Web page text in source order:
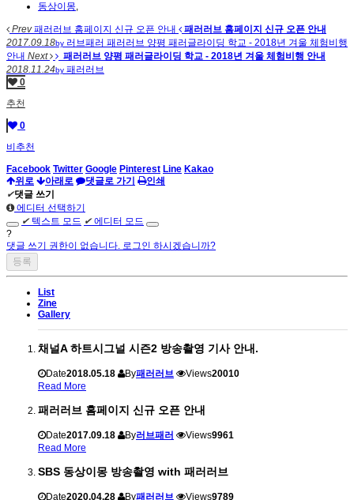
동상이몽,
Prev패러러브 홈페이지 신규 오픈 안내
패러러브 홈페이지 신규 오픈 안내
2017.09.18by 러브패러 패러러브 양평 패러글라이딩 학교 - 2018년 겨울 체험비행
안내 Next
패러러브 양평 패러글라이딩 학교 - 2018년 겨울 체험비행 안내
2018.11.24by 패러러브
0
추천
0
비추천
Facebook Twitter Google Pinterest Line Kakao
위로
아래로 댓글로 가기
인쇄
✔댓글 쓰기
에디터 선택하기
✔ 텍스트 모드 ✔에디터 모드
?
댓글 쓰기 권한이 없습니다. 로그인 하시겠습니까?
List
Zine
Gallery
채널A 하트시그널 시즌2 방송촬영 기사 안내.
Date2018.05.18 By패러러브 Views20010
Read More
패러러브 홈페이지 신규 오픈 안내
Date2017.09.18 By러브패러 Views9961
Read More
SBS 동상이몽 방송촬영 with 패러러브
Date2020.04.28 By패러러브 Views9789